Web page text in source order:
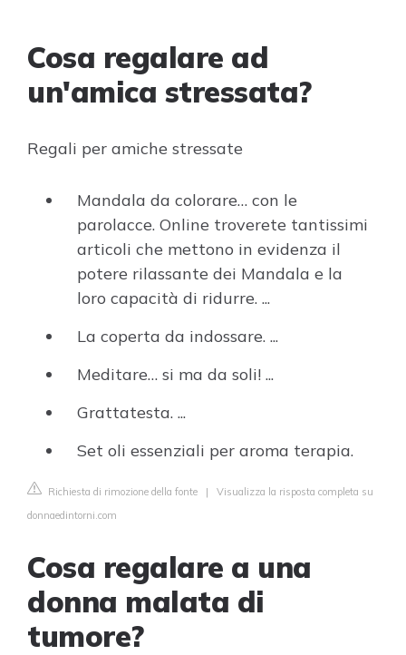
Cosa regalare ad
un'amica stressata?
Regali per amiche stressate
Mandala da colorare… con le
parolacce. Online troverete tantissimi
articoli che mettono in evidenza il
potere rilassante dei Mandala e la
loro capacità di ridurre. ...
La coperta da indossare. ...
Meditare… si ma da soli! ...
Grattatesta. ...
Set oli essenziali per aroma terapia.
Richiesta di rimozione della fonte | Visualizza la risposta completa su
donnaedintorni.com
Cosa regalare a una
donna malata di
tumore?